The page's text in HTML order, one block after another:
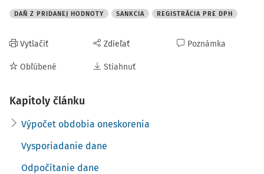
DAŇ Z PRIDANEJ HODNOTY SANKCIA REGISTRÁCIA PRE DPH
Vytlačiť
Obľúbené
Zdieľať
Stiahnuť
Poznámka
Kapitoly článku
Výpočet obdobia oneskorenia
Vysporiadanie dane
Odpočítanie dane